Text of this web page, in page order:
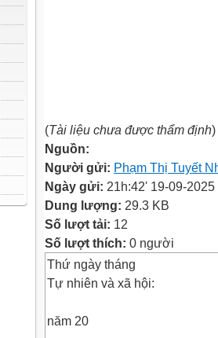
(Tài liệu chưa được thẩm định)
Nguồn:
Người gửi: Phạm Thị Tuyết
Ngày gửi: 21h:42' 19-09-2025
Dung lượng: 29.3 KB
Số lượt tải: 12
Số lượt thích: 0 người
Thứ ngày tháng
Tự nhiên và xã hội:
năm 20